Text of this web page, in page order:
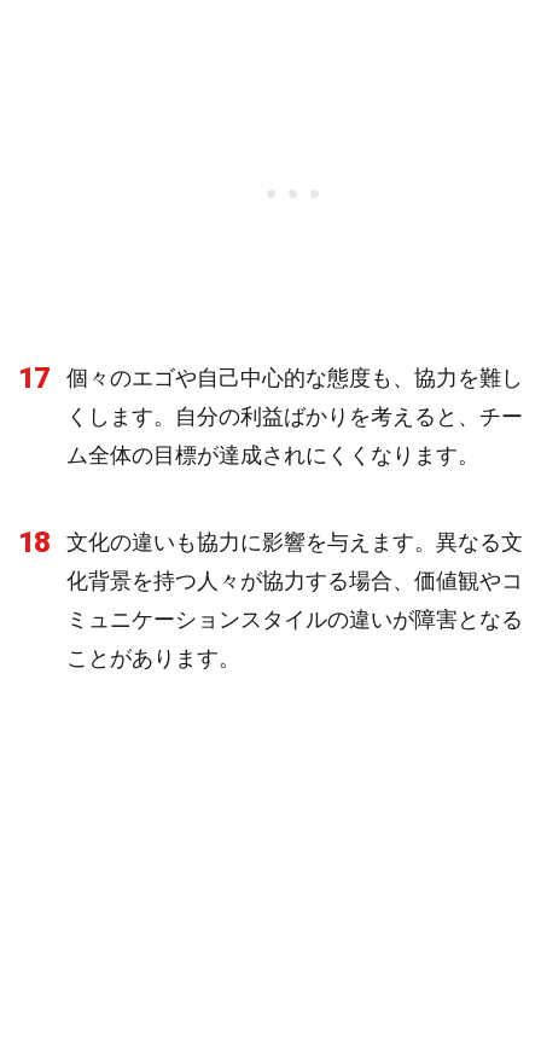
17
個々のエゴや自己中心的な態度も、協力を難し
くします。自分の利益ばかりを考えると、チー
ム全体の目標が達成されにくくなります。
18
文化の違いも協力に影響を与えます。異なる文
化背景を持つ人々が協力する場合、価値観やコ
ミュニケーションスタイルの違いが障害となる
ことがあります。